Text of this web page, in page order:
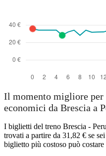
Il momento migliore
economici da Brescia a
I biglietti del treno Brescia -
trovati a partire da 31,82 € se
biglietto più costoso può